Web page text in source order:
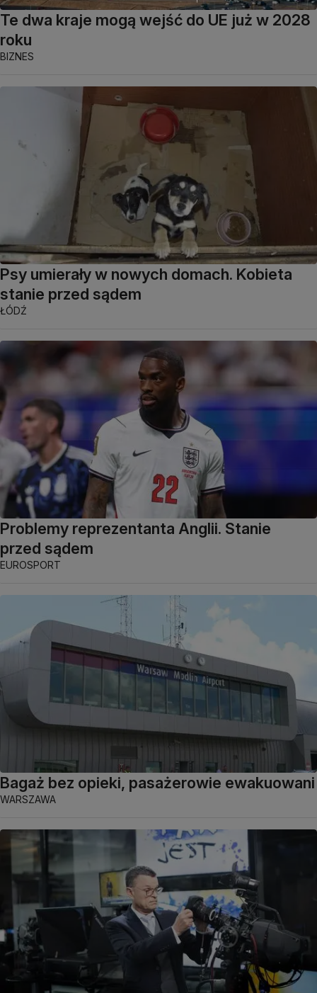
Te dwa kraje mogą wejść do UE już w 2028
roku
BIZNES
Psy umierały w nowych domach. Kobieta
stanie przed sądem
ŁÓDŹ
Problemy reprezentanta Anglii. Stanie
przed sądem
EUROSPORT
Bagaż bez opieki, pasażerowie ewakuowani
WARSZAWA